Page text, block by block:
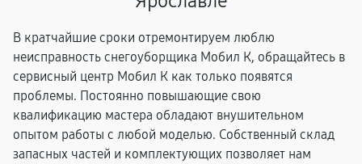
В кратчайшие сроки отремонтируем люблю
неисправность снегоуборщика Мобил К, обращайтесь в
сервисный центр Мобил К как только появятся
проблемы. Постоянно повышающие свою
квалификацию мастера обладают внушительном
опытом работы с любой моделью. Собственный склад
запасных частей и комплектующих позволяет нам